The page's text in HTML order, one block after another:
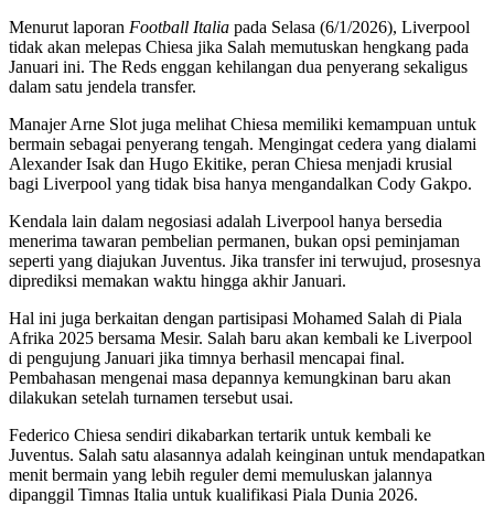
Menurut laporan Football Italia pada Selasa (6/1/2026), Liverpool
tidak akan melepas Chiesa jika Salah memutuskan hengkang pada
Januari ini. The Reds enggan kehilangan dua penyerang sekaligus
dalam satu jendela transfer.
Manajer Arne Slot juga melihat Chiesa memiliki kemampuan untuk
bermain sebagai penyerang tengah. Mengingat cedera yang dialami
Alexander Isak dan Hugo Ekitike, peran Chiesa menjadi krusial
bagi Liverpool yang tidak bisa hanya mengandalkan Cody Gakpo.
Kendala lain dalam negosiasi adalah Liverpool hanya bersedia
menerima tawaran pembelian permanen, bukan opsi peminjaman
seperti yang diajukan Juventus. Jika transfer ini terwujud, prosesnya
diprediksi memakan waktu hingga akhir Januari.
Hal ini juga berkaitan dengan partisipasi Mohamed Salah di Piala
Afrika 2025 bersama Mesir. Salah baru akan kembali ke Liverpool
di pengujung Januari jika timnya berhasil mencapai final.
Pembahasan mengenai masa depannya kemungkinan baru akan
dilakukan setelah turnamen tersebut usai.
Federico Chiesa sendiri dikabarkan tertarik untuk kembali ke
Juventus. Salah satu alasannya adalah keinginan untuk mendapatkan
menit bermain yang lebih reguler demi memuluskan jalannya
dipanggil Timnas Italia untuk kualifikasi Piala Dunia 2026.